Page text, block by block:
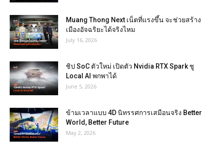
Muang Thong Next เน็ตที่แรงขึ้น จะช่วยสร้าง
เมืองอัจฉริยะได้จริงไหม
July 16, 2026
ชิป SoC ตัวใหม่ เปิดตัว Nvidia RTX Spark ชู
Local AI พกพาได้
June 5, 2026
ข้ามเวลาแบบ 4D นิทรรศการเสมือนจริง Better
World, Better Future
May 2, 2026